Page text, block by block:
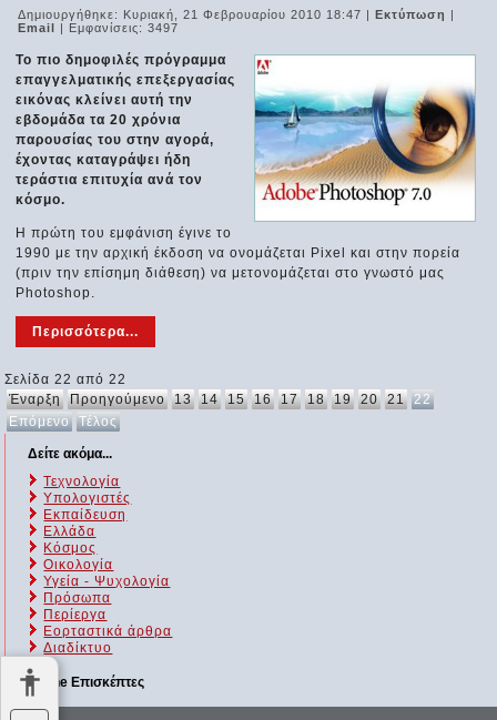
Δημιουργήθηκε: Κυριακή, 21 Φεβρουαρίου 2010 18:47 |Εκτύπωση |
Email | Εμφανίσεις: 3497
Το πιο δημοφιλές πρόγραμμα
επαγγελματικής επεξεργασίας
εικόνας κλείνει αυτή την
εβδομάδα τα 20 χρόνια
παρουσίας του στην αγορά,
έχοντας καταγράψει ήδη
τεράστια επιτυχία ανά τον
κόσμο.
Η πρώτη του εμφάνιση έγινε το
1990 με την αρχική έκδοση να ονομάζεται Pixel και στην πορεία
(πριν την επίσημη διάθεση) να μετονομάζεται στο γνωστό μας
Photoshop.
Περισσότερα...
Σελίδα 22 από 22
Έναρξη Προηγούμενο 13 14 15 16 17 18 19 20 21 22
Επόμενο Τέλος
Δείτε ακόμα...
Τεχνολογία
Υπολογιστές
Εκπαίδευση
Ελλάδα
Κόσμος
Οικολογία
Υγεία - Ψυχολογία
Πρόσωπα
Περίεργα
Εορταστικά άρθρα
Διαδίκτυο
Online Επισκέπτες
Αυτήν τη στιγμή επισκέπτονται τον ιστότοπό μας 279 guests και